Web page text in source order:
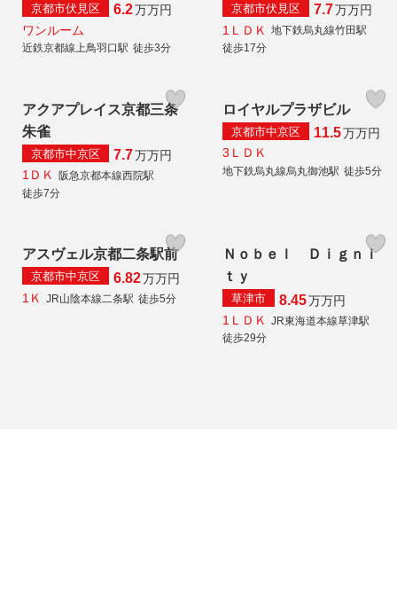
京都市伏見区 6.2万万円
ワンルーム
近鉄京都線上鳥羽口駅 徒歩3分
京都市伏見区 7.7万万円
1ＬＤＫ
地下鉄烏丸線竹田駅
徒歩17分
アクアプレイス京都三条
朱雀
京都市中京区 7.7万万円
1ＤＫ 阪急京都本線西院駅
徒歩7分
ロイヤルプラザビル
京都市中京区 11.5万万円
3ＬＤＫ
地下鉄烏丸線烏丸御池駅 徒歩5分
アスヴェル京都二条駅前
京都市中京区 6.82万万円
1Ｋ
JR山陰本線二条駅 徒歩5分
Ｎｏｂｅｌ Ｄｉｇｎｉ
ｔｙ
草津市 8.45万万円
1ＬＤＫ
JR東海道本線草津駅
徒歩29分